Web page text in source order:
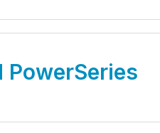
PowerSeries